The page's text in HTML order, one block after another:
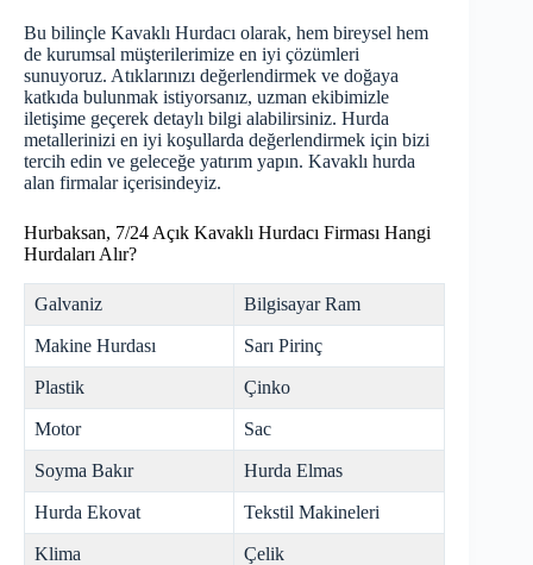
Bu bilinçle Kavaklı Hurdacı olarak, hem bireysel hem
de kurumsal müşterilerimize en iyi çözümleri
sunuyoruz. Atıklarınızı değerlendirmek ve doğaya
katkıda bulunmak istiyorsanız, uzman ekibimizle
iletişime geçerek detaylı bilgi alabilirsiniz. Hurda
metallerinizi en iyi koşullarda değerlendirmek için bizi
tercih edin ve geleceğe yatırım yapın. Kavaklı hurda
alan firmalar içerisindeyiz.
Hurbaksan, 7/24 Açık Kavaklı Hurdacı Firması Hangi
Hurdaları Alır?
Galvaniz Bilgisayar Ram
Makine Hurdası Sarı Pirinç
Plastik Çinko
Motor Sac
Soyma Bakır Hurda Elmas
Hurda Ekovat Tekstil Makineleri
Klima Çelik